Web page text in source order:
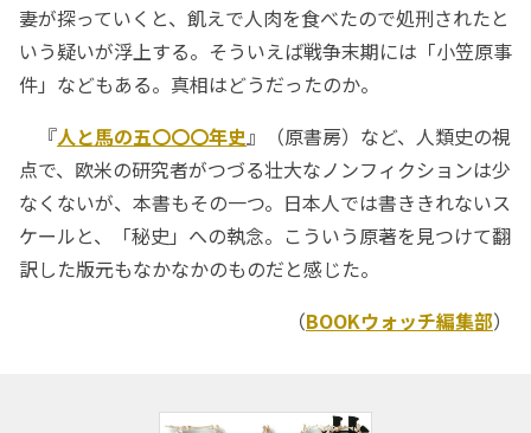
妻が探っていくと、飢えで人肉を食べたので処刑されたと
いう疑いが浮上する。そういえば戦争末期には「小笠原事
件」などもある。真相はどうだったのか。
『人と馬の五〇〇〇年史 』（原書房）など、人類史の視
点で、欧米の研究者がつづる壮大なノンフィクションは少
なくないが、本書もその一つ。日本人では書ききれないス
ケールと、「秘史」への執念。こういう原著を見つけて翻
訳した版元もなかなかのものだと感じた。
（BOOKウォッチ編集部）